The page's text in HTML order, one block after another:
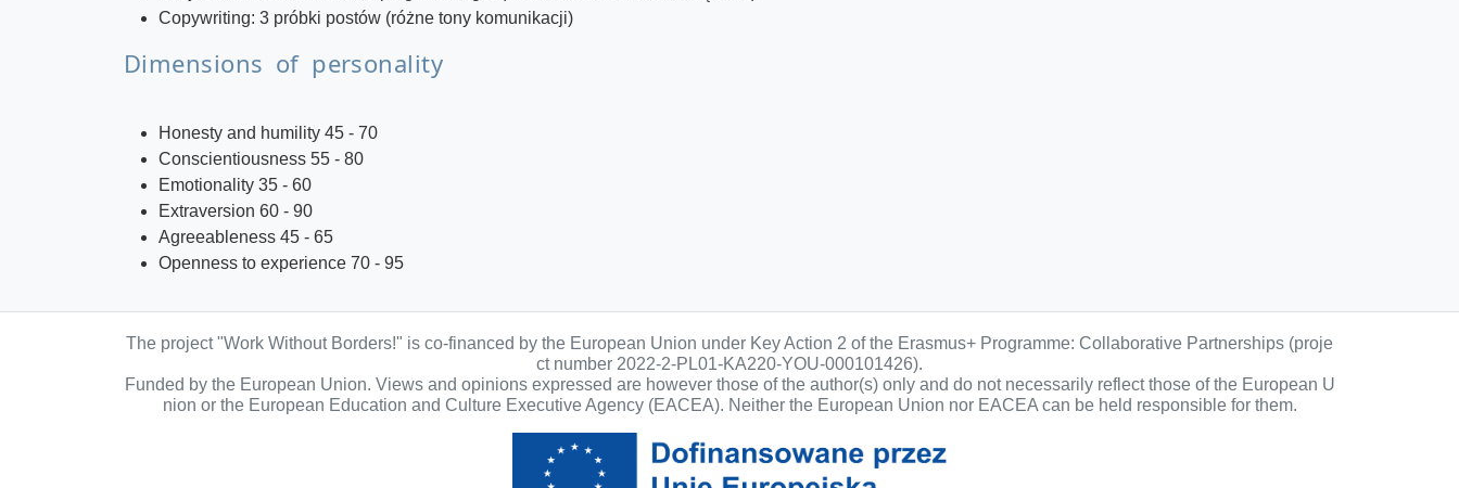
Copywriting: 3 próbki postów (różne tony komunikacji)
Dimensions of personality
Honesty and humility 45 - 70
Conscientiousness 55 - 80
Emotionality 35 - 60
Extraversion 60 - 90
Agreeableness 45 - 65
Openness to experience 70 - 95
The project "Work Without Borders!" is co-financed by the European Union under Key Action 2 of the Erasmus+ Programme: Collaborative Partnerships (proje
ct number 2022-2-PL01-KA220-YOU-000101426).
Funded by the European Union. Views and opinions expressed are however those of the author(s) only and do not necessarily reflect those of the European U